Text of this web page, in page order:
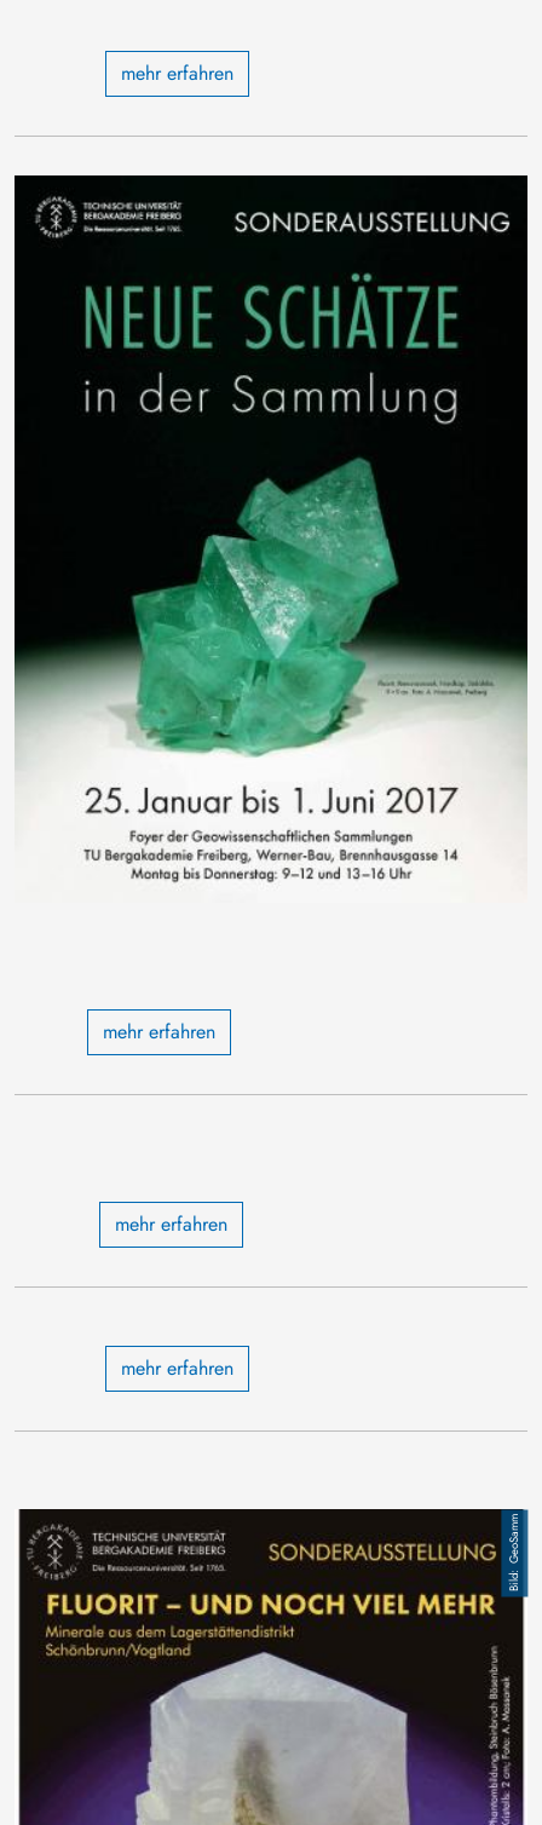
mehr erfahren
mehr erfahren
mehr erfahren
mehr erfahren
Bild GeoSamm